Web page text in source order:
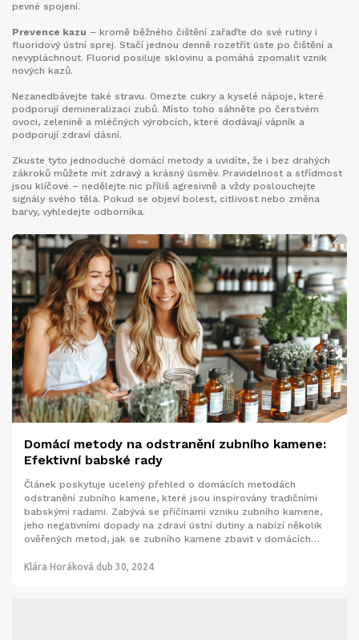
pevné spojení.
Prevence kazu – kromě běžného čištění zařaďte do své rutiny i
fluoridový ústní sprej. Stačí jednou denně rozetřít úste po čištění a
nevypláchnout. Fluorid posiluje sklovinu a pomáhá zpomalit vznik
nových kazů.
Nezanedbávejte také stravu. Omezte cukry a kyselé nápoje, které
podporují demineralizaci zubů. Místo toho sáhněte po čerstvém
ovoci, zelenině a mléčných výrobcích, které dodávají vápník a
podporují zdraví dásní.
Zkuste tyto jednoduché domácí metody a uvidíte, že i bez drahých
zákroků můžete mít zdravý a krásný úsměv. Pravidelnost a střídmost
jsou klíčové – nedělejte nic příliš agresivně a vždy poslouchejte
signály svého těla. Pokud se objeví bolest, citlivost nebo změna
barvy, vyhledejte odborníka.
Domácí metody na odstranění zubního kamene:
Efektivní babské rady
Článek poskytuje ucelený přehled o domácích metodách
odstranění zubního kamene, které jsou inspirovány tradičními
babskými radami. Zabývá se příčinami vzniku zubního kamene,
jeho negativními dopady na zdraví ústní dutiny a nabízí několik
ověřených metod, jak se zubního kamene zbavit v domácích
poukazuje na důležité aspekty ústní hygieny.
Klára Horáková dub 30, 2024